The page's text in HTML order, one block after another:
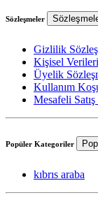
Sözleşmeler
Gizlilik
Kişisel
Üyelik
Kullanım
Mesafeli
Popüler Kategoriler
kıbrıs araba